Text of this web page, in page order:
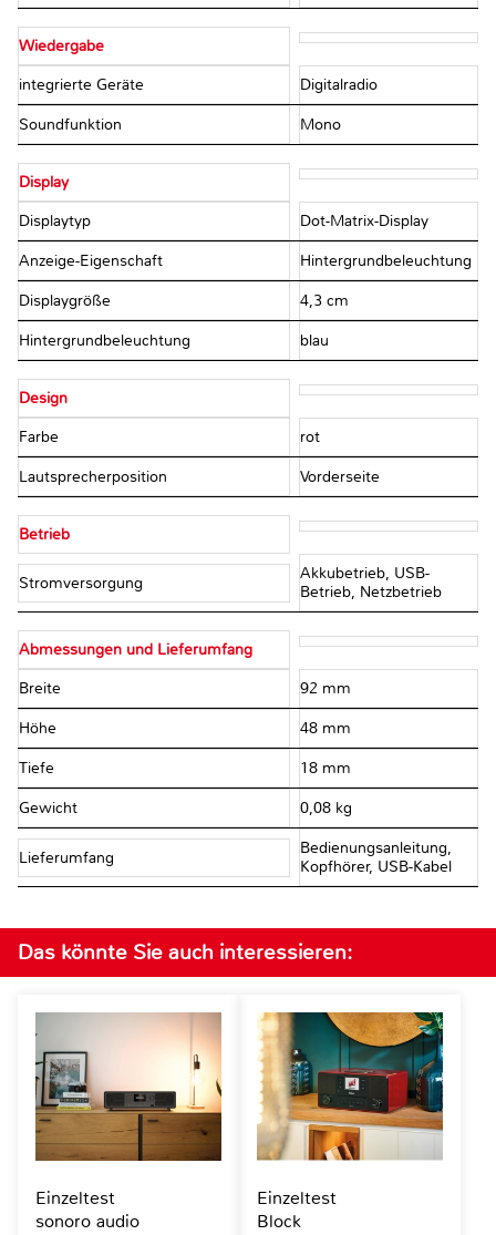
Wiedergabe
integrierte Geräte Digitalradio
Soundfunktion Mono
Display
Displaytyp Dot-Matrix-Display
Anzeige-Eigenschaft Hintergrundbeleuchtung
Displaygröße 4,3 cm
Hintergrundbeleuchtung blau
Design
Farbe rot
Lautsprecherposition Vorderseite
Betrieb
Stromversorgung
Akkubetrieb, USB-
Betrieb, Netzbetrieb
Abmessungen und Lieferumfang
Breite 92 mm
Höhe 48 mm
Tiefe 18 mm
Gewicht 0,08 kg
Lieferumfang
Bedienungsanleitung,
Kopfhörer, USB-Kabel
Das könnte Sie auch interessieren:
Einzeltest
sonoro audio
Einzeltest
Block